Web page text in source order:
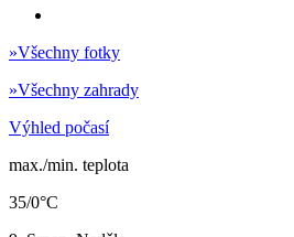
»Všechny fotky
»Všechny zahrady
Výhled počasí
max./min. teplota
35/0°C